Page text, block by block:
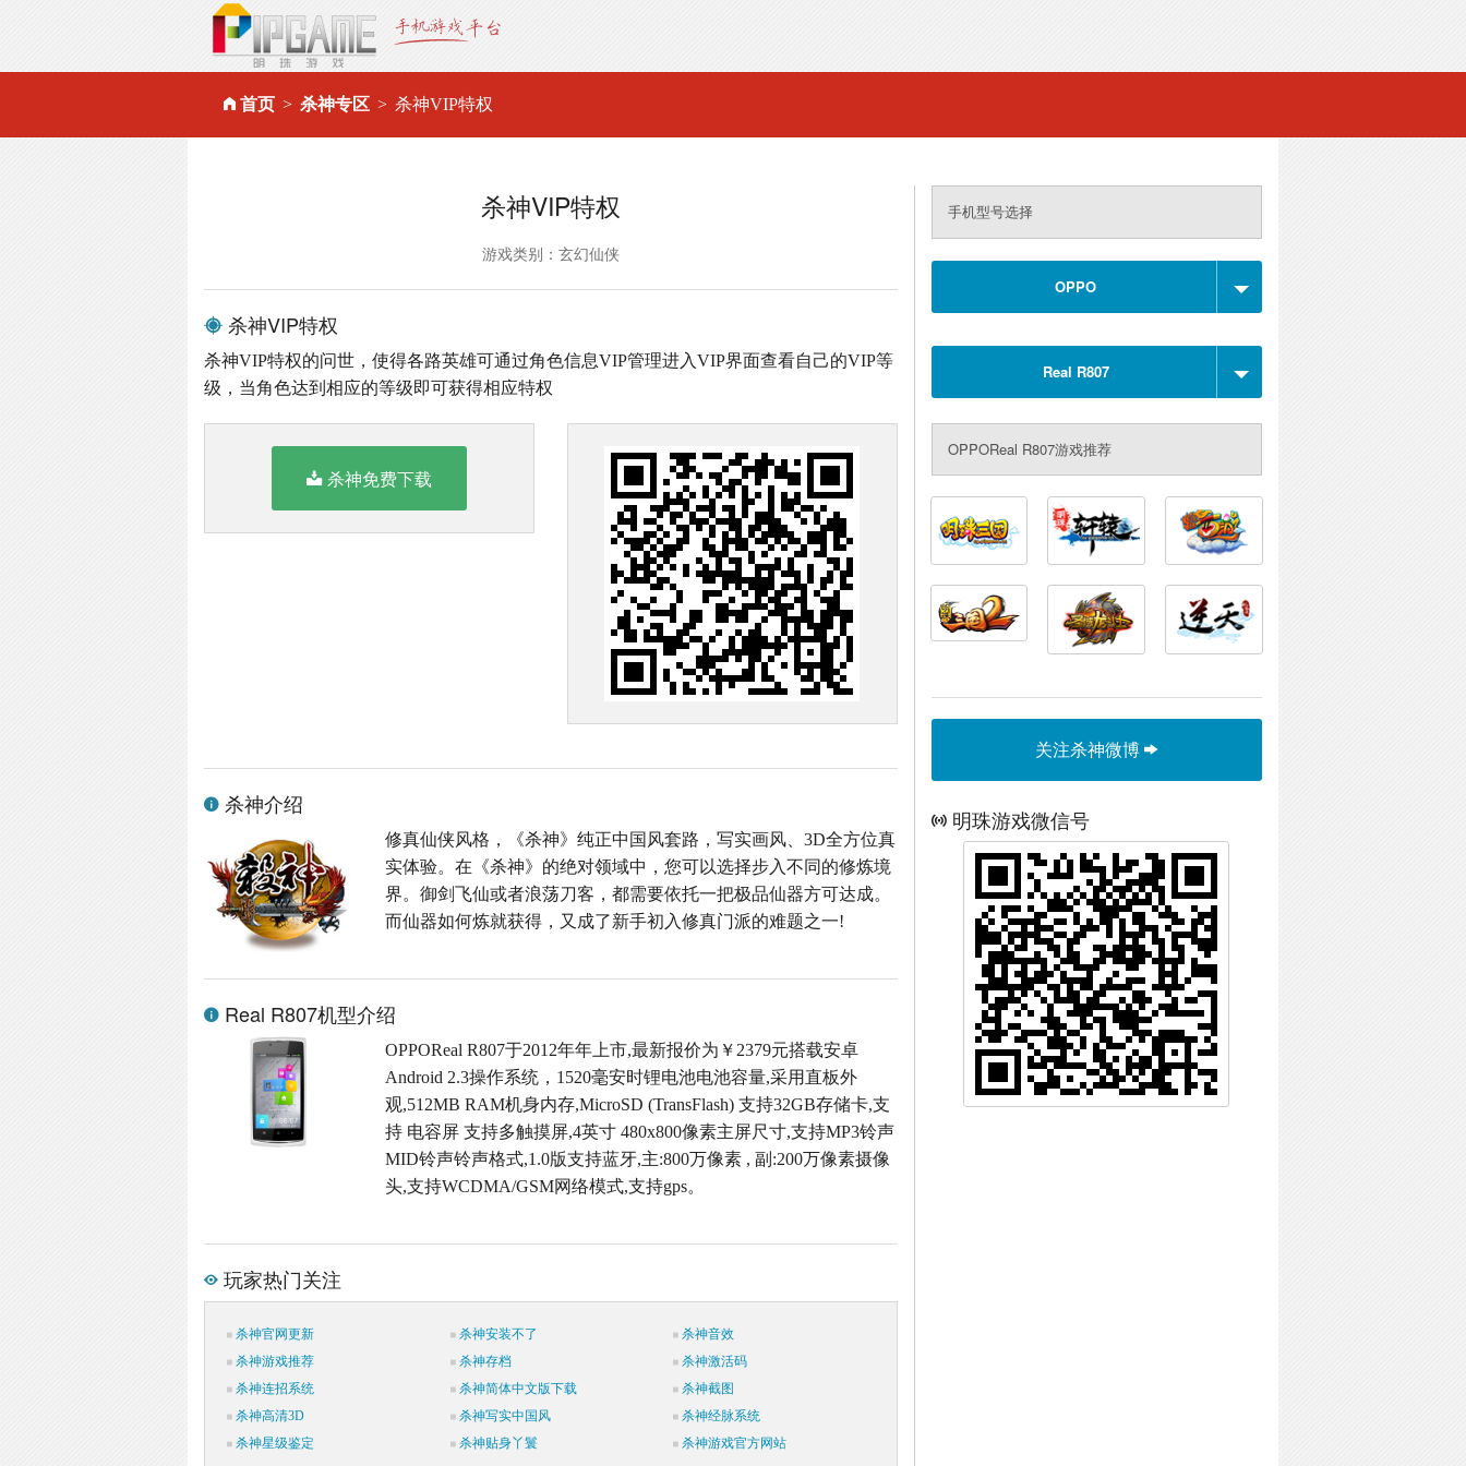
首页 杀神专区 杀神VIP特权
杀神VIP特权
游戏类别：玄幻仙侠
杀神VIP特权
杀神VIP特权的问世，使得各路英雄可通过角色信息VIP管理进入VIP界面查看自己的VIP等
级，当角色达到相应的等级即可获得相应特权
杀神免费下载
杀神介绍
修真仙侠风格，《杀神》纯正中国风套路，写实画风、3D全方位真
实体验。在《杀神》的绝对领域中，您可以选择步入不同的修炼境
界。御剑飞仙或者浪荡刀客，都需要依托一把极品仙器方可达成。
而仙器如何炼就获得，又成了新手初入修真门派的难题之一!
Real R807机型介绍
OPPOReal R807于2012年年上市,最新报价为￥2379元搭载安卓
Android 2.3操作系统，1520毫安时锂电池电池容量,采用直板外
观,512MB RAM机身内存,MicroSD (TransFlash) 支持32GB存储卡,支
持 电容屏 支持多触摸屏,4英寸 480x800像素主屏尺寸,支持MP3铃声
MID铃声铃声格式,1.0版支持蓝牙,主:800万像素 , 副:200万像素摄像
头,支持WCDMA/GSM网络模式,支持gps。
玩家热门关注
杀神官网更新 杀神安装不了
杀神音效
杀神游戏推荐
杀神存档
杀神激活码
杀神连招系统
杀神简体中文版下载
杀神截图
杀神高清3D
杀神写实中国风
杀神经脉系统
杀神星级鉴定
杀神贴身丫鬟 杀神游戏官方网站
手机型号选择
OPPO
Real R807
OPPOReal R807游戏推荐
关注杀神微博
明珠游戏微信号